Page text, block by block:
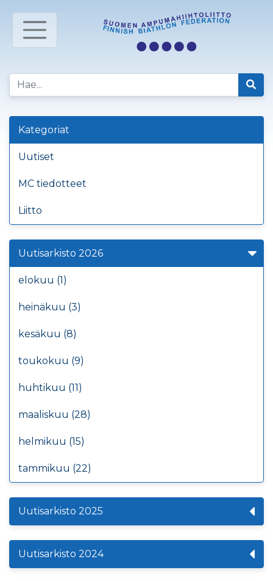
Kategoriat
Uutiset
MC tiedotteet
Liitto
Uutisarkisto 2026
elokuu (1)
heinäkuu (3)
kesäkuu (8)
toukokuu (9)
huhtikuu (11)
maaliskuu (28)
helmikuu (15)
tammikuu (22)
Uutisarkisto 2025
Uutisarkisto 2024